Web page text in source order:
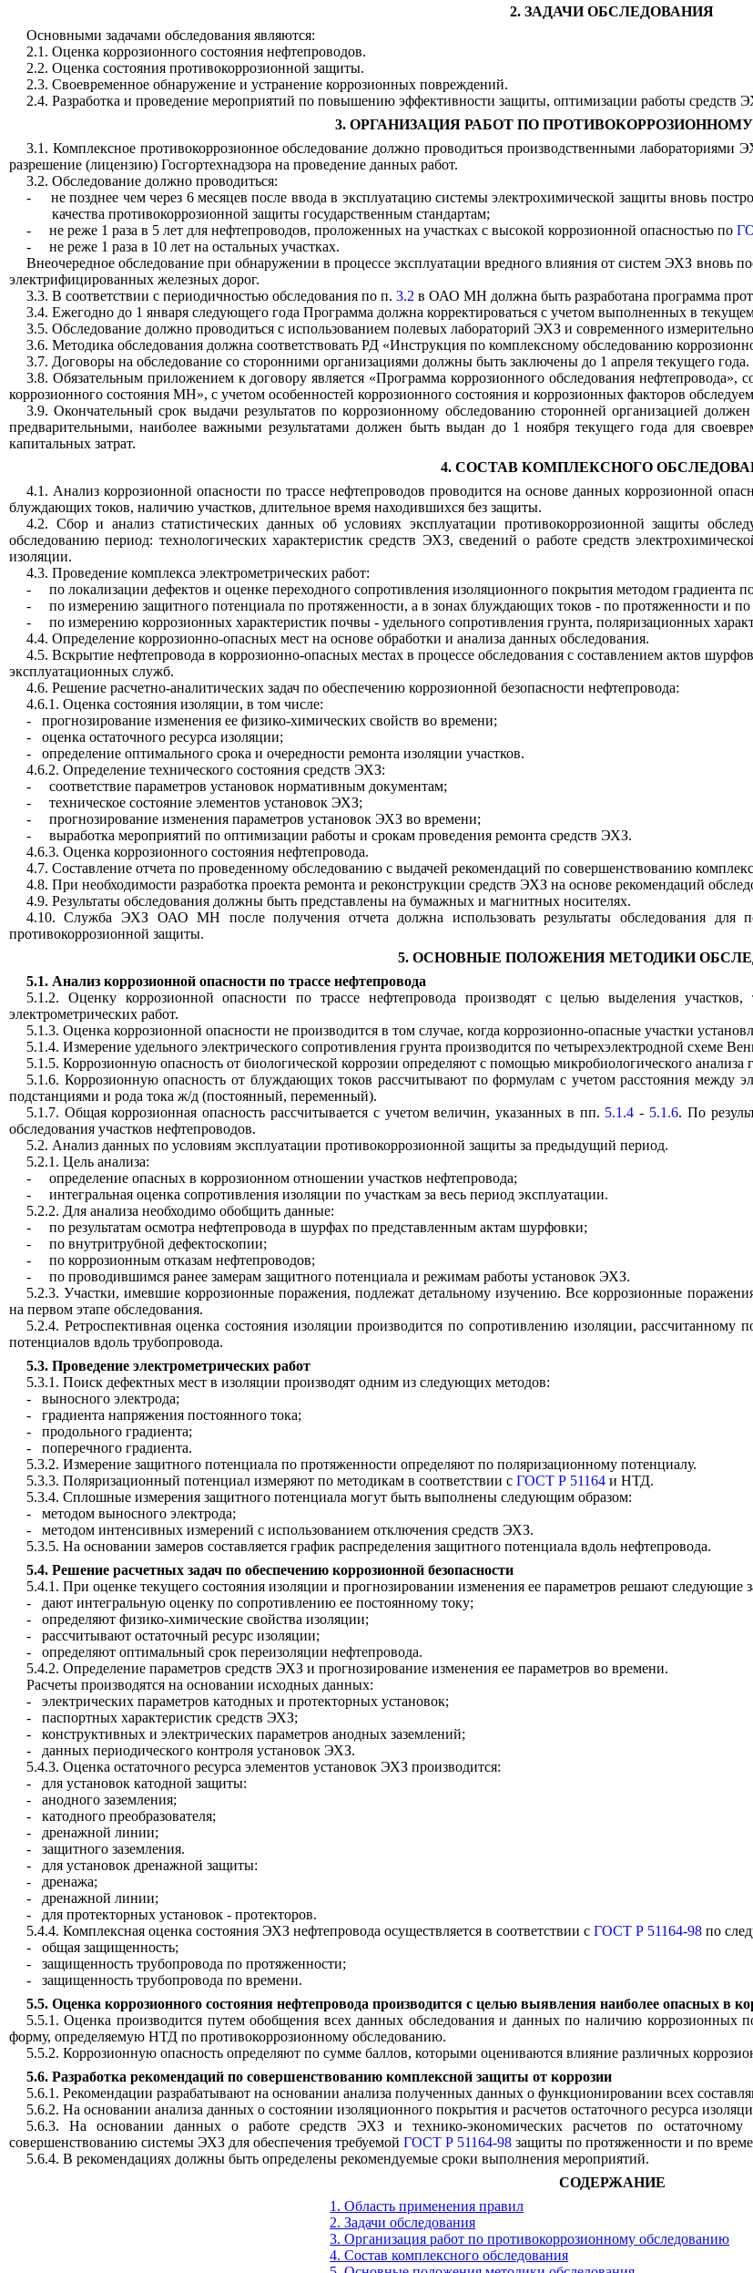
2. ЗАДАЧИ ОБСЛЕДОВАНИЯ
Основными задачами обследования являются:
2.1. Оценка коррозионного состояния нефтепроводов.
2.2. Оценка состояния противокоррозионной защиты.
2.3. Своевременное обнаружение и устранение коррозионных повреждений.
2.4. Разработка и проведение мероприятий по повышению эффективности защиты, оптимизации работы средств
3. ОРГАНИЗАЦИЯ РАБОТ ПО
3.1. Комплексное противокоррозионное обследование должно проводиться производственными
разрешение (лицензию) Госгортехнадзора на проведение данных работ.
3.2. Обследование должно проводиться:
-
не позднее чем через 6 месяцев после ввода в эксплуатацию системы электрохимической защиты вновь
качества противокоррозионной защиты государственным стандартам;
-
не реже 1 раза в 5 лет для нефтепроводов, проложенных на участках с высокой коррозионной опасностью по
-
не реже 1 раза в 10 лет на остальных участках.
Внеочередное обследование при обнаружении в процессе эксплуатации вредного влияния от систем ЭХЗ
электрифицированных железных дорог.
3.3. В соответствии с периодичностью обследования по п. 3.2 в ОАО МН должна быть разработана программа
3.4. Ежегодно до 1 января следующего года Программа должна корректироваться с учетом выполненных в
3.5. Обследование должно проводиться с использованием полевых лабораторий ЭХЗ и современного
3.6. Методика обследования должна соответствовать РД «Инструкция по комплексному обследованию
3.7. Договоры на обследование со сторонними организациями должны быть заключены до 1 апреля текущего года.
3.8. Обязательным приложением к договору является «Программа коррозионного обследования
коррозионного состояния МН», с учетом особенностей коррозионного состояния и коррозионных факторов
3.9. Окончательный срок выдачи результатов по коррозионному обследованию сторонней организацией
предварительными, наиболее важными результатами должен быть выдан до 1 ноября текущего года для
капитальных затрат.
4. СОСТАВ КОМПЛЕКСНОГО
4.1. Анализ коррозионной опасности по трассе нефтепроводов проводится на основе данных коррозионной
блуждающих токов, наличию участков, длительное время находившихся без защиты.
4.2. Сбор и анализ статистических данных об условиях эксплуатации противокоррозионной защиты
обследованию период: технологических характеристик средств ЭХЗ, сведений о работе средств
изоляции.
4.3. Проведение комплекса электрометрических работ:
-
по локализации дефектов и оценке переходного сопротивления изоляционного покрытия методом градиента
-
по измерению защитного потенциала по протяженности, а в зонах блуждающих токов - по протяженности и
-
по измерению коррозионных характеристик почвы - удельного сопротивления грунта, поляризационных
4.4. Определение коррозионно-опасных мест на основе обработки и анализа данных обследования.
4.5. Вскрытие нефтепровода в коррозионно-опасных местах в процессе обследования с составлением актов
эксплуатационных служб.
4.6. Решение расчетно-аналитических задач по обеспечению коррозионной безопасности нефтепровода:
4.6.1. Оценка состояния изоляции, в том числе:
-
прогнозирование изменения ее физико-химических свойств во времени;
-
оценка остаточного ресурса изоляции;
-
определение оптимального срока и очередности ремонта изоляции участков.
4.6.2. Определение технического состояния средств ЭХЗ:
-
соответствие параметров установок нормативным документам;
-
техническое состояние элементов установок ЭХЗ;
-
прогнозирование изменения параметров установок ЭХЗ во времени;
-
выработка мероприятий по оптимизации работы и срокам проведения ремонта средств ЭХЗ.
4.6.3. Оценка коррозионного состояния нефтепровода.
4.7. Составление отчета по проведенному обследованию с выдачей рекомендаций по совершенствованию
4.8. При необходимости разработка проекта ремонта и реконструкции средств ЭХЗ на основе рекомендаций
4.9. Результаты обследования должны быть представлены на бумажных и магнитных носителях.
4.10. Служба ЭХЗ ОАО МН после получения отчета должна использовать результаты обследования для
противокоррозионной защиты.
5. ОСНОВНЫЕ ПОЛОЖЕНИЯ МЕТОДИКИ
5.1. Анализ коррозионной опасности по трассе нефтепровода
5.1.2. Оценку коррозионной опасности по трассе нефтепровода производят с целью выделения
электрометрических работ.
5.1.3. Оценка коррозионной опасности не производится в том случае, когда коррозионно-опасные участки
5.1.4. Измерение удельного электрического сопротивления грунта производится по четырехэлектродной схеме
5.1.5. Коррозионную опасность от биологической коррозии определяют с помощью микробиологического
5.1.6. Коррозионную опасность от блуждающих токов рассчитывают по формулам с учетом расстояния между
подстанциями и рода тока ж/д (постоянный, переменный).
5.1.7. Общая коррозионная опасность рассчитывается с учетом величин, указанных в пп. 5.1.4 - 5.1.6. По
обследования участков нефтепроводов.
5.2. Анализ данных по условиям эксплуатации противокоррозионной защиты за предыдущий период.
5.2.1. Цель анализа:
-
определение опасных в коррозионном отношении участков нефтепровода;
-
интегральная оценка сопротивления изоляции по участкам за весь период эксплуатации.
5.2.2. Для анализа необходимо обобщить данные:
-
по результатам осмотра нефтепровода в шурфах по представленным актам шурфовки;
-
по внутритрубной дефектоскопии;
-
по коррозионным отказам нефтепроводов;
-
по проводившимся ранее замерам защитного потенциала и режимам работы установок ЭХЗ.
5.2.3. Участки, имевшие коррозионные поражения, подлежат детальному изучению. Все коррозионные
на первом этапе обследования.
5.2.4. Ретроспективная оценка состояния изоляции производится по сопротивлению изоляции,
потенциалов вдоль трубопровода.
5.3. Проведение электрометрических работ
5.3.1. Поиск дефектных мест в изоляции производят одним из следующих методов:
-
выносного электрода;
-
градиента напряжения постоянного тока;
-
продольного градиента;
-
поперечного градиента.
5.3.2. Измерение защитного потенциала по протяженности определяют по поляризационному потенциалу.
5.3.3. Поляризационный потенциал измеряют по методикам в соответствии с ГОСТ Р 51164и НТД.
5.3.4. Сплошные измерения защитного потенциала могут быть выполнены следующим образом:
-
методом выносного электрода;
-
методом интенсивных измерений с использованием отключения средств ЭХЗ.
5.3.5. На основании замеров составляется график распределения защитного потенциала вдоль нефтепровода.
5.4. Решение расчетных задач по обеспечению коррозионной безопасности
5.4.1. При оценке текущего состояния изоляции и прогнозировании изменения ее параметров решают следующие
-
дают интегральную оценку по сопротивлению ее постоянному току;
-
определяют физико-химические свойства изоляции;
-
рассчитывают остаточный ресурс изоляции;
-
определяют оптимальный срок переизоляции нефтепровода.
5.4.2. Определение параметров средств ЭХЗ и прогнозирование изменения ее параметров во времени.
Расчеты производятся на основании исходных данных:
-
электрических параметров катодных и протекторных установок;
-
паспортных характеристик средств ЭХЗ;
-
конструктивных и электрических параметров анодных заземлений;
-
данных периодического контроля установок ЭХЗ.
5.4.3. Оценка остаточного ресурса элементов установок ЭХЗ производится:
-
для установок катодной защиты:
-
анодного заземления;
-
катодного преобразователя;
-
дренажной линии;
-
защитного заземления.
-
для установок дренажной защиты:
-
дренажа;
-
дренажной линии;
-
для протекторных установок - протекторов.
5.4.4. Комплексная оценка состояния ЭХЗ нефтепровода осуществляется в соответствии с ГОСТ Р 51164-98по
-
общая защищенность;
-
защищенность трубопровода по протяженности;
-
защищенность трубопровода по времени.
5.5. Оценка коррозионного состояния нефтепровода производится с целью выявления наиболее опасных в
5.5.1. Оценка производится путем обобщения всех данных обследования и данных по наличию коррозионных
форму, определяемую НТД по противокоррозионному обследованию.
5.5.2. Коррозионную опасность определяют по сумме баллов, которыми оцениваются влияние различных
5.6. Разработка рекомендаций по совершенствованию комплексной защиты от коррозии
5.6.1. Рекомендации разрабатывают на основании анализа полученных данных о функционировании всех
5.6.2. На основании анализа данных о состоянии изоляционного покрытия и расчетов остаточного ресурса
5.6.3. На основании данных о работе средств ЭХЗ и технико-экономических расчетов по
совершенствованию системы ЭХЗ для обеспечения требуемой ГОСТ Р 51164-98 защиты по протяженности и по
5.6.4. В рекомендациях должны быть определены рекомендуемые сроки выполнения мероприятий.
СОДЕРЖАНИЕ
1. Область применения правил
2. Задачи обследования
3. Организация работ по противокоррозионному обследованию
4. Состав комплексного обследования